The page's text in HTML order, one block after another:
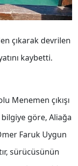
çıkarak devrilen
kaybetti.
Menemen çıkışı
göre, Aliağa
Faruk Uygun
sürücüsünün